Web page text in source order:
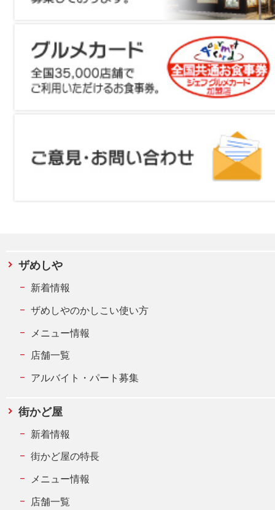
ザめしや
新着情報
ザめしやのかしこい使い方
メニュー情報
店舗一覧
アルバイト・パート募集
街かど屋
新着情報
街かど屋の特長
メニュー情報
店舗一覧